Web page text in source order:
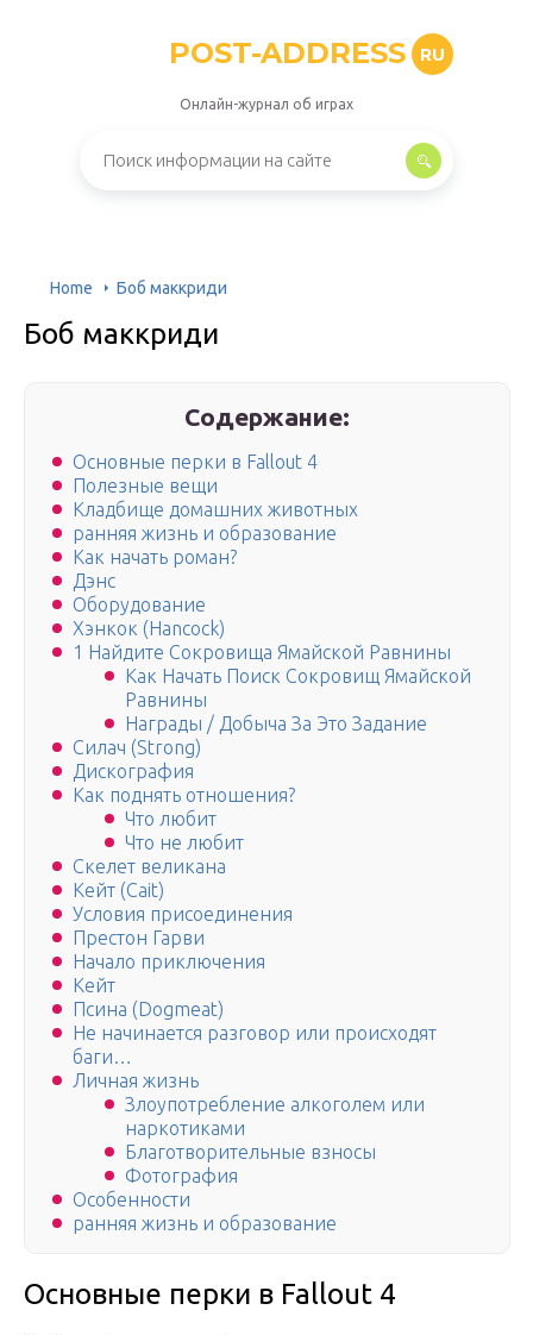
POST-ADDRESS RU
Онлайн-журнал об играх
Home Боб маккриди
Боб маккриди
Содержание:
Основные перки в Fallout 4
Полезные вещи
Кладбище домашних животных
ранняя жизнь и образование
Как начать роман?
Дэнс
Оборудование
Хэнкок (Hancock)
1 Найдите Сокровища Ямайской Равнины
Как Начать Поиск Сокровищ Ямайской
Равнины
Награды / Добыча За Это Задание
Силач (Strong)
Дискография
Как поднять отношения?
Что любит
Что не любит
Скелет великана
Кейт (Cait)
Условия присоединения
Престон Гарви
Начало приключения
Кейт
Псина (Dogmeat)
Не начинается разговор или происходят
баги…
Личная жизнь
Злоупотребление алкоголем или
наркотиками
Благотворительные взносы
Фотография
Особенности
ранняя жизнь и образование
Основные перки в Fallout 4